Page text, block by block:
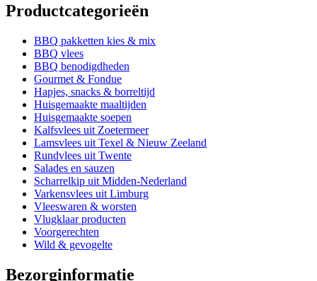
meerdere
Deze
kan
gekozen
worden
op
de
productpagina
Productcategorieën
BBQ pakketten kies & mix
BBQ vlees
BBQ benodigdheden
Gourmet & Fondue
Hapjes, snacks & borreltijd
Huisgemaakte maaltijden
Huisgemaakte soepen
Kalfsvlees uit Zoetermeer
Lamsvlees uit Texel & Nieuw Zeeland
Rundvlees uit Twente
Salades en sauzen
Scharrelkip uit Midden-Nederland
Varkensvlees uit Limburg
Vleeswaren & worsten
Vlugklaar producten
Voorgerechten
Wild & gevogelte
Bezorginformatie